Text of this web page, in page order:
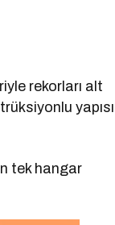
rekorları alt
yapısı
tek hangar